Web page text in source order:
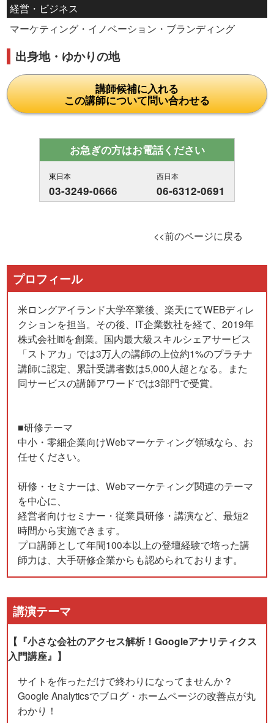
経営・ビジネス
マーケティング・イノベーション・ブランディング
出身地・ゆかりの地
講師候補に入れる
この講師について問い合わせる
お急ぎの方はお電話ください
東日本
03-3249-0666
西日本
06-6312-0691
<<前のページに戻る
プロフィール
米ロングアイランド大学卒業後、楽天にてWEBディレ
クションを担当。その後、IT企業数社を経て、2019年
株式会社litlを創業。国内最大級スキルシェアサービス
「ストアカ」では3万人の講師の上位約1%のプラチナ
講師に認定、累計受講者数は5,000人超となる。また
同サービスの講師アワードでは3部門で受賞。
■研修テーマ
中小・零細企業向けWebマーケティング領域なら、お
任せください。
研修・セミナーは、Webマーケティング関連のテーマ
を中心に、
経営者向けセミナー・従業員研修・講演など、最短2
時間から実施できます。
プロ講師として年間100本以上の登壇経験で培った講
師力は、大手研修企業からも認められております。
講演テーマ
【『小さな会社のアクセス解析！Googleアナリティクス
入門講座』】
サイトを作っただけで終わりになってませんか？
Google Analyticsでブログ・ホームページの改善点が丸
わかり！